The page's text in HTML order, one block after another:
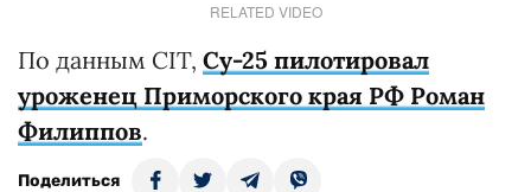
RELATED VIDEO
По данным CIT, Су-25 пилотировал
уроженец Приморского края РФ Роман
Филиппов.
Поделиться